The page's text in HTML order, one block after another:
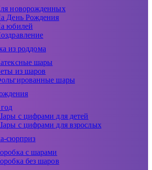
новорожденных
День Рождения
юбилей
из роддома
шары
из шаров
шары
с цифрами для детей
с цифрами для взрослых
сюрприз
с шарами
без шаров